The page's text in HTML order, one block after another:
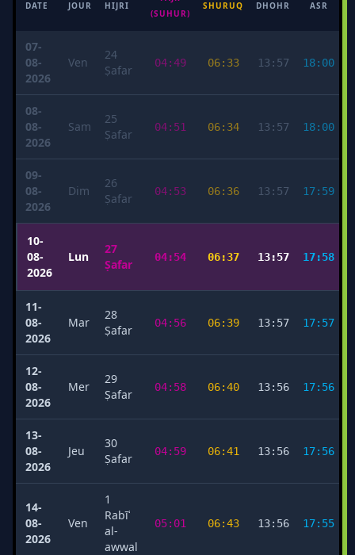
DATE JOUR HIJRI
(SUHUR)
SHURUQ DHOHR ASR
07-
08-
2026
Ven
24
Ṣafar
04:49 06:33 13:57 18:00
08-
08-
2026
Sam
25
Ṣafar
04:51 06:34 13:57 18:00
09-
08-
2026
Dim
26
Ṣafar
04:53 06:36 13:57 17:59
10-
08-
2026
Lun
27
Ṣafar
04:54 06:37 13:57 17:58
11-
08-
2026
Mar
28
Ṣafar
04:56 06:39 13:57 17:57
12-
08-
2026
Mer
29
Ṣafar
04:58 06:40 13:56 17:56
13-
08-
2026
Jeu
30
Ṣafar
04:59 06:41 13:56 17:56
14-
08-
2026
Ven
1
Rabīʿ
al-
awwal
05:01 06:43 13:56 17:55